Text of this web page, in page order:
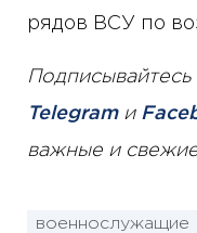
рядов ВСУ по
Telegramи
важные и
военнослужащие